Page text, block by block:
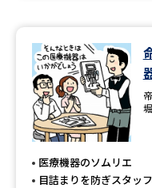
データサイエンス特集
デジタルパンフレット
新学年スタート号特集ページ
（高3生用）
医療機器のソムリエ
目詰まりを防ぎスタッ